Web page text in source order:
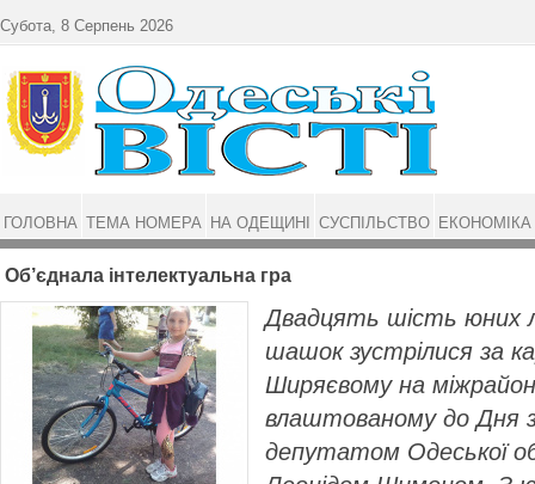
Об’єднала інтелектуальна гра
Двадцять шість юних
шашок зустрілися за
Ширяєвому на
влаштованому до Дня
депутатом Одеської
Субота, 8 Серпень 2026
ГОЛОВНА ТЕМА НОМЕРА НА ОДЕЩИНІ СУСПІЛЬСТВО ЕКОНОМІКА